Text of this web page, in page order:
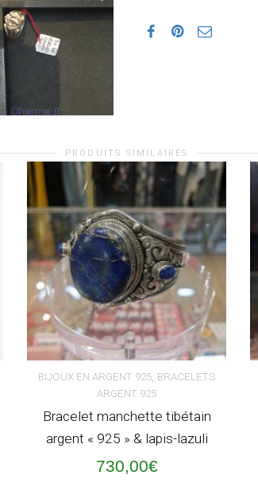
PRODUITS SIMILAIRES
BIJOUX EN ARGENT 925, BRACELETS
ARGENT 925
Bracelet manchette tibétain
argent « 925 » & lapis-lazuli
730,00€